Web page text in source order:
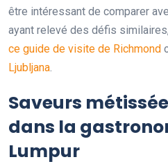
être intéressant de comparer
ayant relevé des défis
ce guide de visite de Richmond
Ljubljana
Saveurs
dans la
Lumpur